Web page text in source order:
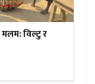
मलम: विल्टु र